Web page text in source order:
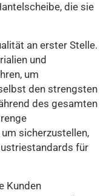
die sie
an erster Stelle.
und
um
den strengsten
des gesamten
sicherzustellen,
für
Kunden